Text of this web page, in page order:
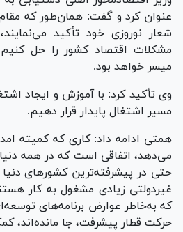
عنوان کرد و گفت: همان‌طور که
شعار نوروزی خود تأکید
مشکلات اقتصاد کشور را حل کنیم،
میسر خواهد بود.
وی تأکید کرد: با آموزش و ایجاد
مسیر اشتغال پایدار قرار دهیم.
همتی ادامه داد: کاری که کمیته
می‌دهد، اتفاقی است که در همه
حتی در پیشرفته‌ترین کشور‌های
غیردولتی زیادی مشغول به کار
که به‌خاطر عوارض برنامه‌های
حرکت قطار پیشرفت، جا مانده‌اند،